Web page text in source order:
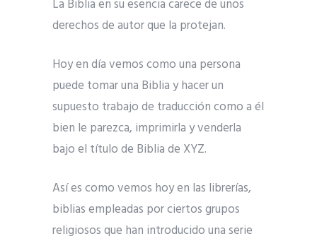
La Biblia en su esencia carece de unos
derechos de autor que la protejan.
Hoy en día vemos como una persona
puede tomar una Biblia y hacer un
supuesto trabajo de traducción como a él
bien le parezca, imprimirla y venderla
bajo el título de Biblia de XYZ.
Así es como vemos hoy en las librerías,
biblias empleadas por ciertos grupos
religiosos que han introducido una serie